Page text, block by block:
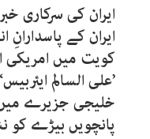
ایران کی سرکاری
ایران کے پاسدارانِ
کویت میں امریکی
’علی السالم
خلیجی جزیرے
پانچویں بیڑے کو